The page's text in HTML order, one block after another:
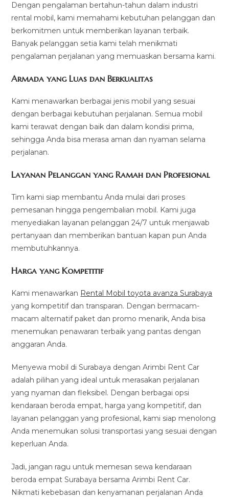
Dengan pengalaman bertahun-tahun dalam industri
rental mobil, kami memahami kebutuhan pelanggan dan
berkomitmen untuk memberikan layanan terbaik.
Banyak pelanggan setia kami telah menikmati
pengalaman perjalanan yang memuaskan bersama kami.
Armada yang Luas dan Berkualitas
Kami menawarkan berbagai jenis mobil yang sesuai
dengan berbagai kebutuhan perjalanan. Semua mobil
kami terawat dengan baik dan dalam kondisi prima,
sehingga Anda bisa merasa aman dan nyaman selama
perjalanan.
Layanan Pelanggan yang Ramah dan Profesional
Tim kami siap membantu Anda mulai dari proses
pemesanan hingga pengembalian mobil. Kami juga
menyediakan layanan pelanggan 24/7 untuk menjawab
pertanyaan dan memberikan bantuan kapan pun Anda
membutuhkannya.
Harga yang Kompetitif
Kami menawarkan Rental Mobil toyota avanza Surabaya
yang kompetitif dan transparan. Dengan bermacam-
macam alternatif paket dan promo menarik, Anda bisa
menemukan penawaran terbaik yang pantas dengan
anggaran Anda.
Menyewa mobil di Surabaya dengan Arimbi Rent Car
adalah pilihan yang ideal untuk merasakan perjalanan
yang nyaman dan fleksibel. Dengan berbagai opsi
kendaraan beroda empat, harga yang kompetitif, dan
layanan pelanggan yang profesional, kami siap menolong
Anda menemukan solusi transportasi yang sesuai dengan
keperluan Anda.
Jadi, jangan ragu untuk memesan sewa kendaraan
beroda empat Surabaya bersama Arimbi Rent Car.
Nikmati kebebasan dan kenyamanan perjalanan Anda